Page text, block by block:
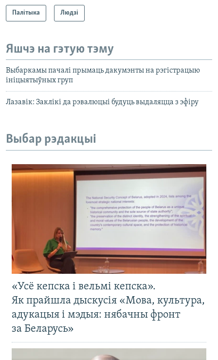
Палітыка Людзі
Яшчэ на гэтую тэму
Выбаркамы пачалі прымаць дакумэнты на рэгістрацыю
ініцыятыўных груп
Лазавік: Заклікі да рэвалюцыі будуць выдаляцца з эфіру
Выбар рэдакцыі
«Усё кепска і вельмі кепска».
Як прайшла дыскусія «Мова, культура,
адукацыя і мэдыя: нябачны фронт
за Беларусь»